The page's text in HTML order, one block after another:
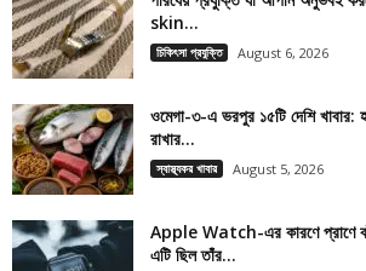
skin...
চিকিৎসা প্রযুক্তি August 6, 2026
ওমেগা-৩-এ ভরপুর ১৫টি দেশি খাবার:
রাখার...
স্বাস্থ্যকর খাবার August 5, 2026
Apple Watch-এর কারণে প্রাণে
এটি ছিল তাঁর...